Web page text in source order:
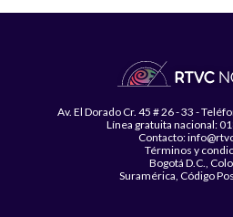
Av. El Dorado Cr. 45 # 26 - 33 -
Línea gratuita nacional:
Contacto:
Términos y
Bogotá D.C.,
Suramérica, Código